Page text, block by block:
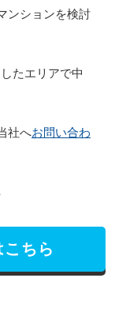
ンションを検討
たエリアで中
社へお問い合わ
ちら